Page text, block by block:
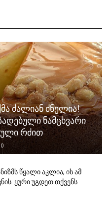
ძალიან ძნელია!
ნამცხვარი
რძით
0
წყალი აკლია, ის ამ
ყური უგდეთ თქვენს